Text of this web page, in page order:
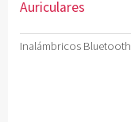
Auriculares
Inalámbricos Bluetooth